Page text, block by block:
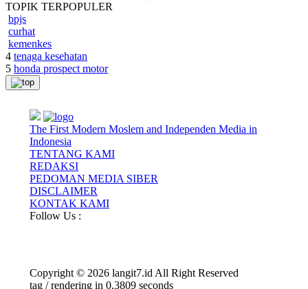
TOPIK TERPOPULER
bpjs
curhat
kemenkes
4 tenaga kesehatan
5 honda prospect motor
The First Modern Moslem and Independen Media in
Indonesia
TENTANG KAMI
REDAKSI
PEDOMAN MEDIA SIBER
DISCLAIMER
KONTAK KAMI
Follow Us :
Copyright © 2026 langit7.id All Right Reserved
tag / rendering in 0.3809 seconds